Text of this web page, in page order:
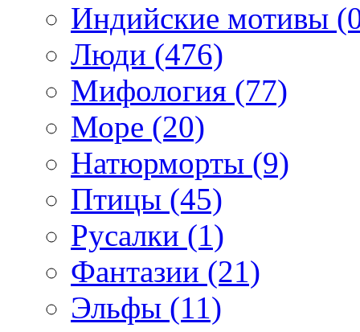
Индийские мотивы
Люди (476)
Мифология (77)
Море (20)
Натюрморты (9)
Птицы (45)
Русалки (1)
Фантазии (21)
Эльфы (11)